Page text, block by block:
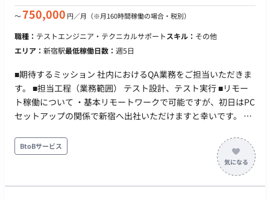
〜750,000 円／月 （※月160時間稼働の場合・税別）
職種： テストエンジニア・テクニカルサポートスキル： その他
エリア： 新宿駅最低稼働日数： 週5日
■期待するミッション 社内におけるQA業務をご担当いただきま
す。 ■担当工程（業務範囲） テスト設計、テスト実行 ■リモー
ト稼働について ・基本リモートワークで可能ですが、初日はPC
セットアップの関係で新宿へ出社いただけますと幸いです。 ・
日）可能な方でお願いいたします。
BtoBサービス